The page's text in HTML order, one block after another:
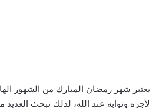
يعتبر شهر رمضان المبارك من الشهور
لأجره وثوابه عند الله، لذلك تبحث